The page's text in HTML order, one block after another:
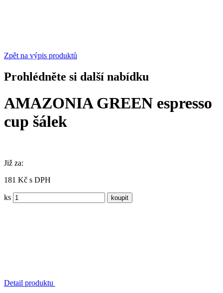
Zpět na výpis produktů
Prohlédněte si další nabídku
AMAZONIA GREEN espresso
cup šálek
Již za:
181 Kč s DPH
ks
Detail produktu